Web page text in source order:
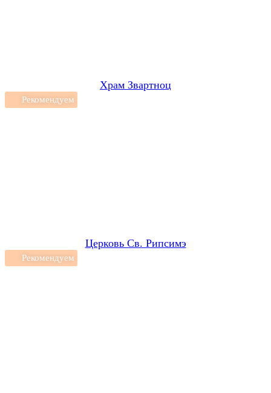
Храм Звартноц
Рекомендуем
Церковь Св. Рипсимэ
Рекомендуем